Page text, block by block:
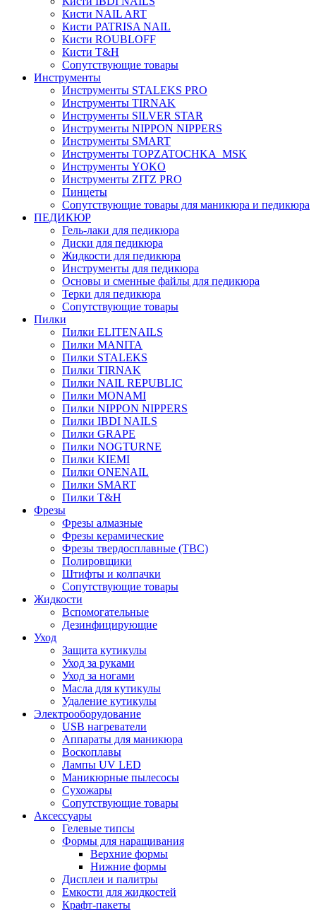
Кисти NAIL ART
Кисти PATRISA NAIL
Кисти ROUBLOFF
Кисти T&H
Сопутствующие товары
Инструменты
Инструменты STALEKS PRO
Инструменты TIRNAK
Инструменты SILVER STAR
Инструменты NIPPON NIPPERS
Инструменты SMART
Инструменты TOPZATOCHKA_MSK
Инструменты YOKO
Инструменты ZITZ PRO
Пинцеты
Сопутствующие товары для маникюра и педикюра
ПЕДИКЮР
Гель-лаки для педикюра
Диски для педикюра
Жидкости для педикюра
Инструменты для педикюра
Основы и сменные файлы для педикюра
Терки для педикюра
Сопутствующие товары
Пилки
Пилки ELITENAILS
Пилки MANITA
Пилки STALEKS
Пилки TIRNAK
Пилки NAIL REPUBLIC
Пилки MONAMI
Пилки NIPPON NIPPERS
Пилки IBDI NAILS
Пилки GRAPE
Пилки NOGTURNE
Пилки KIEMI
Пилки ONENAIL
Пилки SMART
Пилки T&H
Фрезы
Фрезы алмазные
Фрезы керамические
Фрезы твердосплавные (ТВС)
Полировщики
Штифты и колпачки
Сопутствующие товары
Жидкости
Вспомогательные
Дезинфицирующие
Уход
Защита кутикулы
Уход за руками
Уход за ногами
Масла для кутикулы
Удаление кутикулы
Электрооборудование
USB нагреватели
Аппараты для маникюра
Воскоплавы
Лампы UV LED
Маникюрные пылесосы
Сухожары
Сопутствующие товары
Аксессуары
Гелевые типсы
Формы для наращивания
Верхние формы
Нижние формы
Дисплеи и палитры
Емкости для жидкостей
Крафт-пакеты